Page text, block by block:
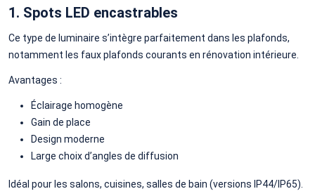
1. Spots LED encastrables
Ce type de luminaire s’intègre parfaitement dans les plafonds,
notamment les faux plafonds courants en rénovation intérieure.
Avantages :
Éclairage homogène
Gain de place
Design moderne
Large choix d’angles de diffusion
Idéal pour les salons, cuisines, salles de bain (versions IP44/IP65).